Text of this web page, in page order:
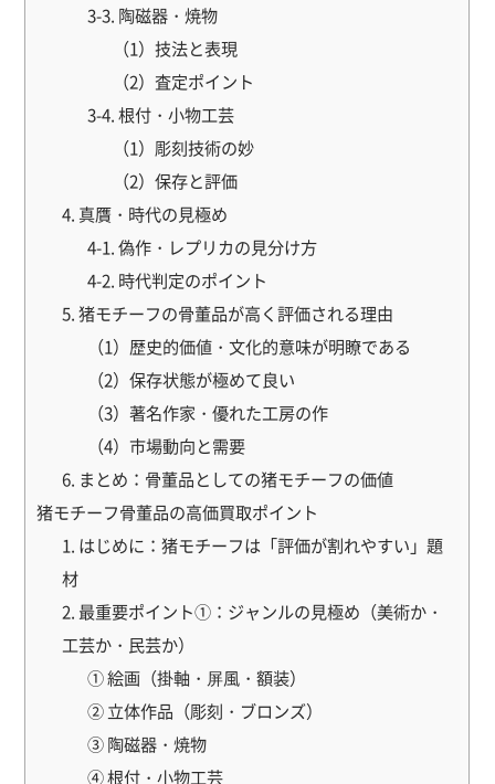
3-3. 陶磁器・焼物
（1）技法と表現
（2）査定ポイント
3-4. 根付・小物工芸
（1）彫刻技術の妙
（2）保存と評価
4. 真贋・時代の見極め
4-1. 偽作・レプリカの見分け方
4-2. 時代判定のポイント
5. 猪モチーフの骨董品が高く評価される理由
（1）歴史的価値・文化的意味が明瞭である
（2）保存状態が極めて良い
（3）著名作家・優れた工房の作
（4）市場動向と需要
6. まとめ：骨董品としての猪モチーフの価値
猪モチーフ骨董品の高価買取ポイント
1. はじめに：猪モチーフは「評価が割れやすい」題
材
2. 最重要ポイント①：ジャンルの見極め（美術か・
工芸か・民芸か）
① 絵画（掛軸・屏風・額装）
② 立体作品（彫刻・ブロンズ）
③ 陶磁器・焼物
④ 根付・小物工芸